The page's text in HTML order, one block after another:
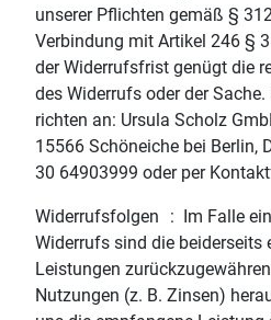
unserer Pflichten gemäß §
Verbindung mit Artikel 246 §
der Widerrufsfrist genügt die
des Widerrufs oder der
richten an: Ursula Scholz
15566 Schöneiche bei Berlin,
30 64903999 oder per
Widerrufsfolgen : Im Falle
Widerrufs sind die beiderseits
Leistungen
Nutzungen (z. B. Zinsen)